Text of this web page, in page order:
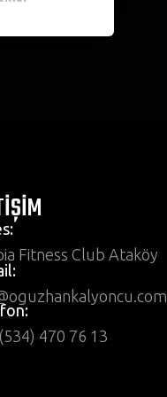
Fitness Club Ataköy
470 76 13